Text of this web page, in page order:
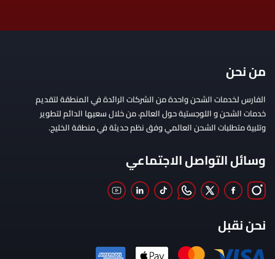
من نحن
الفارس لخدمات الشحن واحدة من الشركات الرائدة في المنطقة لتقديم
خدمات الشحن و اللوجستية حول العالم، من خلال سعيها الدائم لتطوير
وتلبية متطلبات الشحن العالمي وفق نظم حديثة في منطقة الخليج.
وسائل التواصل الاجتماعي
نحن نقبل